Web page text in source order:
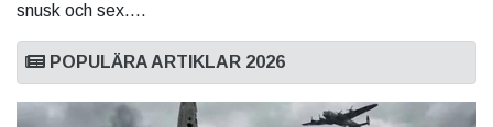
snusk och sex....
POPULÄRA ARTIKLAR 2026